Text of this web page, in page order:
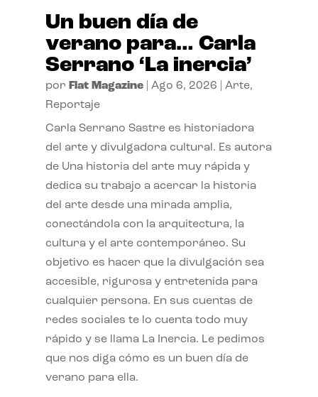
Un buen día de
verano para… Carla
Serrano ‘La inercia’
por Flat Magazine| Ago 6, 2026 Arte,
Reportaje
Carla Serrano Sastre es historiadora
del arte y divulgadora cultural. Es autora
de Una historia del arte muy rápida y
dedica su trabajo a acercar la historia
del arte desde una mirada amplia,
conectándola con la arquitectura, la
cultura y el arte contemporáneo. Su
objetivo es hacer que la divulgación sea
accesible, rigurosa y entretenida para
cualquier persona. En sus cuentas de
redes sociales te lo cuenta todo muy
rápido y se llama La Inercia. Le pedimos
que nos diga cómo es un buen día de
verano para ella.